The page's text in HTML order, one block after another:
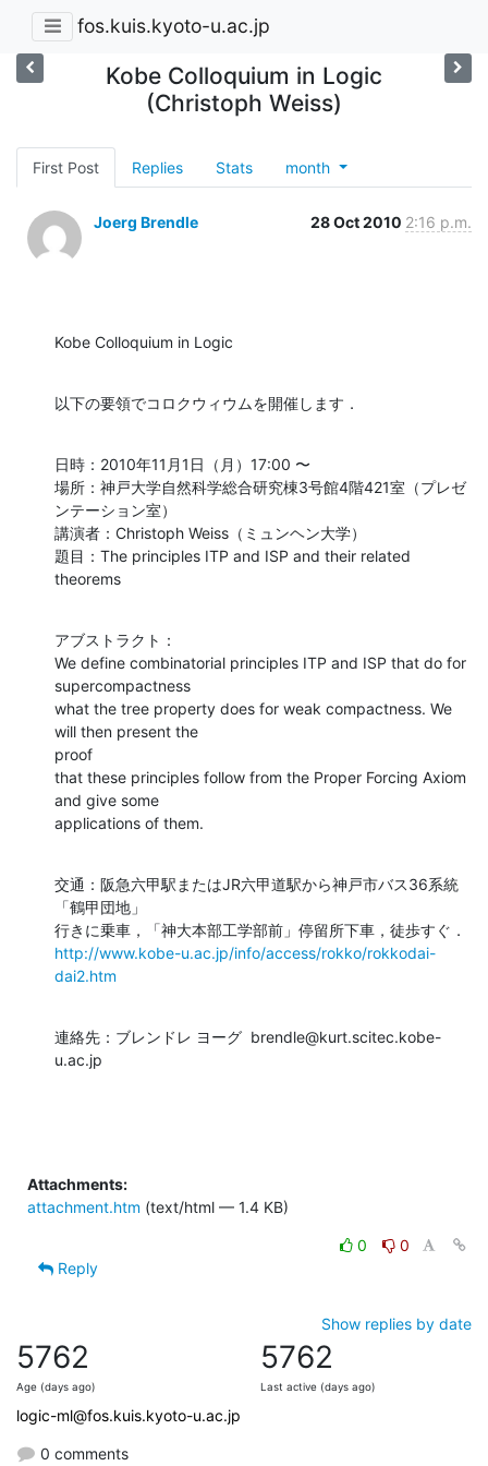
fos.kuis.kyoto-u.ac.jp
Kobe Colloquium in Logic
(Christoph Weiss)
First Post Replies Stats month
Joerg Brendle 28 Oct 2010 2:16 p.m.
Kobe Colloquium in Logic
以下の要領でコロクウィウムを開催します．
日時：2010年11月1日（月）17:00 〜
場所：神戸大学自然科学総合研究棟3号館4階421室（プレゼ
ンテーション室）
講演者：Christoph Weiss（ミュンヘン大学）
題目：The principles ITP and ISP and their related
theorems
アブストラクト：
We define combinatorial principles ITP and ISP that do for
supercompactness
what the tree property does for weak compactness. We
will then present the
proof
that these principles follow from the Proper Forcing Axiom
and give some
applications of them.
交通：阪急六甲駅またはJR六甲道駅から神戸市バス36系統
「鶴甲団地」
http://www.kobe-u.ac.jp/info/access/rokko/rokkodai-
dai2.htm
連絡先：ブレンドレ ヨーグ  brendle@kurt.scitec.kobe-
u.ac.jp
Attachments:
attachment.htm (text/html — 1.4 KB)
0
0
Reply
Show replies by date
5762
Age (days ago)
5762
Last active (days ago)
logic-ml@fos.kuis.kyoto-u.ac.jp
0 comments